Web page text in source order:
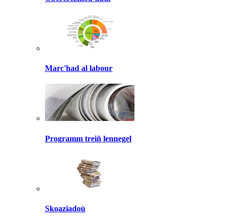
Marc'had al labour
Programm treiñ lennegel
Skoaziadoù